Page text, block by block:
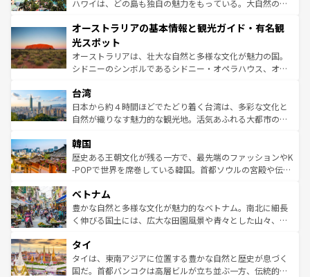
西部には大自然が広がり、グランドキャニオンやイエロー
部のニューオーリンズでは、音楽と美食が融合した独特の
文化が魅力。旅行者はアメリカの各地域で異なる魅力を楽
しみながら、その多様性と豊かな歴史を感じることができ
るだろう。車でのロードトリップや列車の旅も、アメリカ
情報は
ハワイは、どの島も独自の魅力をもっている。大自然の神
ワイ島は見逃せない。また、定番の観光地といえばオアフ
島だが、静かな自然を求めるならマウイ島やカウアイ島が
おすすめ。エメラルドグリーンに輝く海をはじめ、豊かな
文化や歴史が息づいている。「アロハスピリット」と呼ば
人々、おいしいローカルフードやハワイアンミュージッ
ク、伝統的なフラダンスなど、すべてがハワイの魅力を彩
っている。訪れるたびに新しい発見と感動が待っているハ
はコンテンツ一覧
オーストラリアの基本情報と観光ガイド・有名観
光スポット
オーストラリアは、壮大な自然と多様な文化が魅力の国。
シドニーのシンボルであるシドニー・オペラハウス、オー
リアリーフや大陸中央部にそびえるウルル（エアーズロッ
ク）、タスマニアの美しい原生林やケアンズの熱帯雨林な
ど、見どころがたくさん。また、カフェやワイン、オージ
いる。アクティビティも充実しており、サーフィンやダイ
ビング、ハイキングなど、アウトドア好きにはたまらな
い。オーストラリアの多彩な魅力を存分に味わいつくそ
参照してほしい。
台湾
日本から約４時間ほどでたどり着く台湾は、多彩な文化と
自然が織りなす魅力的な観光地。活気あふれる大都市の台
ン）、静ひつな山岳地帯である台湾東部など、都市の喧騒
と山間の静けさが共存しており、訪れる人に新しい発見と
驚きをもたらしてくれる。また、奥深い台湾の食文化も魅
容にもいいと評判のスイーツなど、バラエティ豊かな料理
が味わえる。 なお、新着の台湾情報は コンテンツ一覧を参
照してほしい。
韓国
歴史ある王朝文化が残る一方で、最先端のファッションやK
-POPで世界を席巻している韓国。首都ソウルの宮殿や伝統
き、地方に足を延ばせば四季折々の自然美を楽しむことが
できる。そして、キムチや焼肉、絶品のストリートフード
まで、さまざまな韓国料理が待っている。夜には、韓国な
リティに包まれながら、韓国の多彩な魅力を心ゆくまで味
わってみてほしい。 なお、新着の韓国情報はコンテンツ一
覧を参照してほしい。
ベトナム
豊かな自然と多様な文化が魅力的なベトナム。南北に細長
く伸びる国土には、広大な田園風景や青々とした山々、世
急速な発展と共に伝統が息づく。ハノイの古い町並みやホ
ーチミン市のフランス統治時代の建物も、独特の雰囲気を
醸し出している。また、バラエティの豊かさとおいしさで
タイ
タイは、東南アジアに位置する豊かな自然と歴史が息づく
国だ。首都バンコクは高層ビルが立ち並ぶ一方、伝統的な